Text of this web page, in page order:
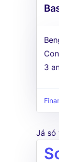
3
Já só